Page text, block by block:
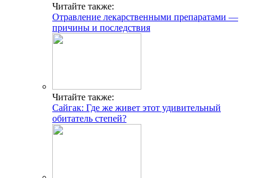
Читайте также:
Отравление лекарственными препаратами —
причины и последствия
Читайте также:
Сайгак: Где же живет этот удивительный
обитатель степей?